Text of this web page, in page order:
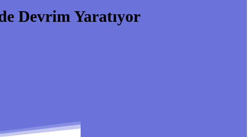
Devrim Yaratıyor